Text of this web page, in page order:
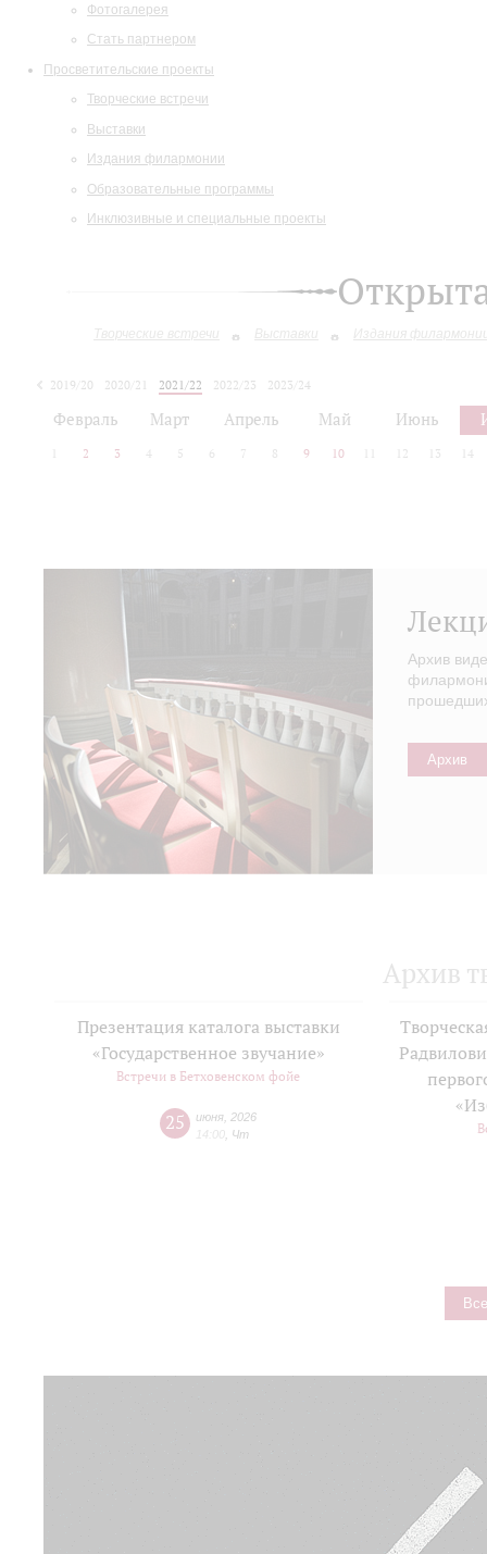
Фотогалерея
Стать партнером
Просветительские проекты
Творческие встречи
Выставки
Издания филармонии
Образовательные программы
Инклюзивные и специальные проекты
Творческие встречи Выставки Издания
2019/20 2020/21 2021/22 2022/23
2023/24
Февраль Март Апрель Май Июнь
2 3 4 5 6 7 8 9 10 12 13 14
Архив
Архив
Архив
Презентация каталога выставки
«Государственное звучание»
Встречи в Бетховенском фойе
25 июня 2026
14:00 Чт